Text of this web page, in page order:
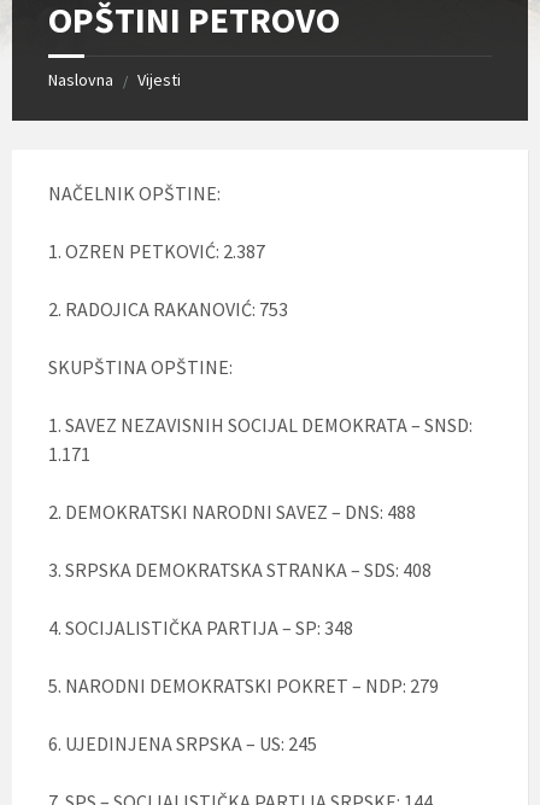
OPŠTINI PETROVO
Naslovna / Vijesti
NAČELNIK OPŠTINE:
1. OZREN PETKOVIĆ: 2.387
2. RADOJICA RAKANOVIĆ: 753
SKUPŠTINA OPŠTINE:
1. SAVEZ NEZAVISNIH SOCIJAL DEMOKRATA – SNSD:
1.171
2. DEMOKRATSKI NARODNI SAVEZ – DNS: 488
3. SRPSKA DEMOKRATSKA STRANKA – SDS: 408
4. SOCIJALISTIČKA PARTIJA – SP: 348
5. NARODNI DEMOKRATSKI POKRET – NDP: 279
6. UJEDINJENA SRPSKA – US: 245